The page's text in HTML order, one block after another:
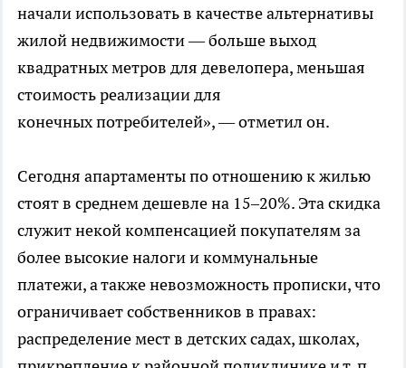
начали использовать в качестве альтернативы
жилой недвижимости — больше выход
квадратных метров для девелопера, меньшая
стоимость реализации для
конечных потребителей», — отметил он.
Сегодня апартаменты по отношению к жилью
стоят в среднем дешевле на 15–20%. Эта скидка
служит некой компенсацией покупателям за
более высокие налоги и коммунальные
платежи, а также невозможность прописки, что
ограничивает собственников в правах:
распределение мест в детских садах, школах,